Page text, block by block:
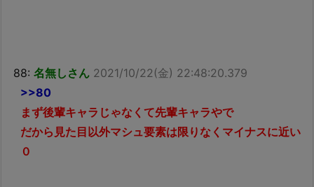
88: 名無しさん 2021/10/22(金) 22:48:20.379
>>80
まず後輩キャラじゃなくて先輩キャラやで
だから見た目以外マシュ要素は限りなくマイナスに近い
０